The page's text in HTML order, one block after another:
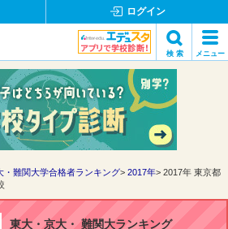
ログイン
検 索 メニュー
検索
・難関大学合格者ランキング 2017年
2017年 東京都
東大・京大・ 難関大ランキング